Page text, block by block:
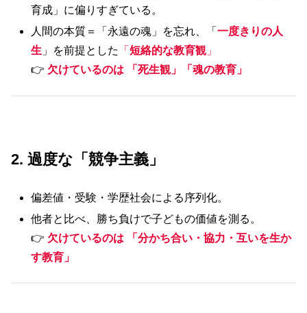
育成」に偏りすぎている。
人間の本質＝「永遠の魂」を忘れ、「一度きりの人
生 」を前提とした 「短絡的な教育観」
👉 欠けているのは 「死生観」「魂の教育」
2. 過度な「競争主義」
偏差値・受験・学歴社会による序列化。
他者と比べ、勝ち負けで子どもの価値を測る。
👉 欠けているのは 「分かち合い・協力・互いを生か
す教育」